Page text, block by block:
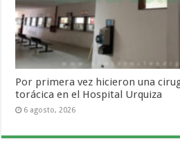
Por primera vez hicieron una
torácica en el Hospital Urquiza
6 agosto, 2026